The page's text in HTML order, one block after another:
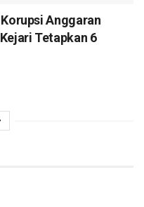
Anggaran
Tetapkan 6